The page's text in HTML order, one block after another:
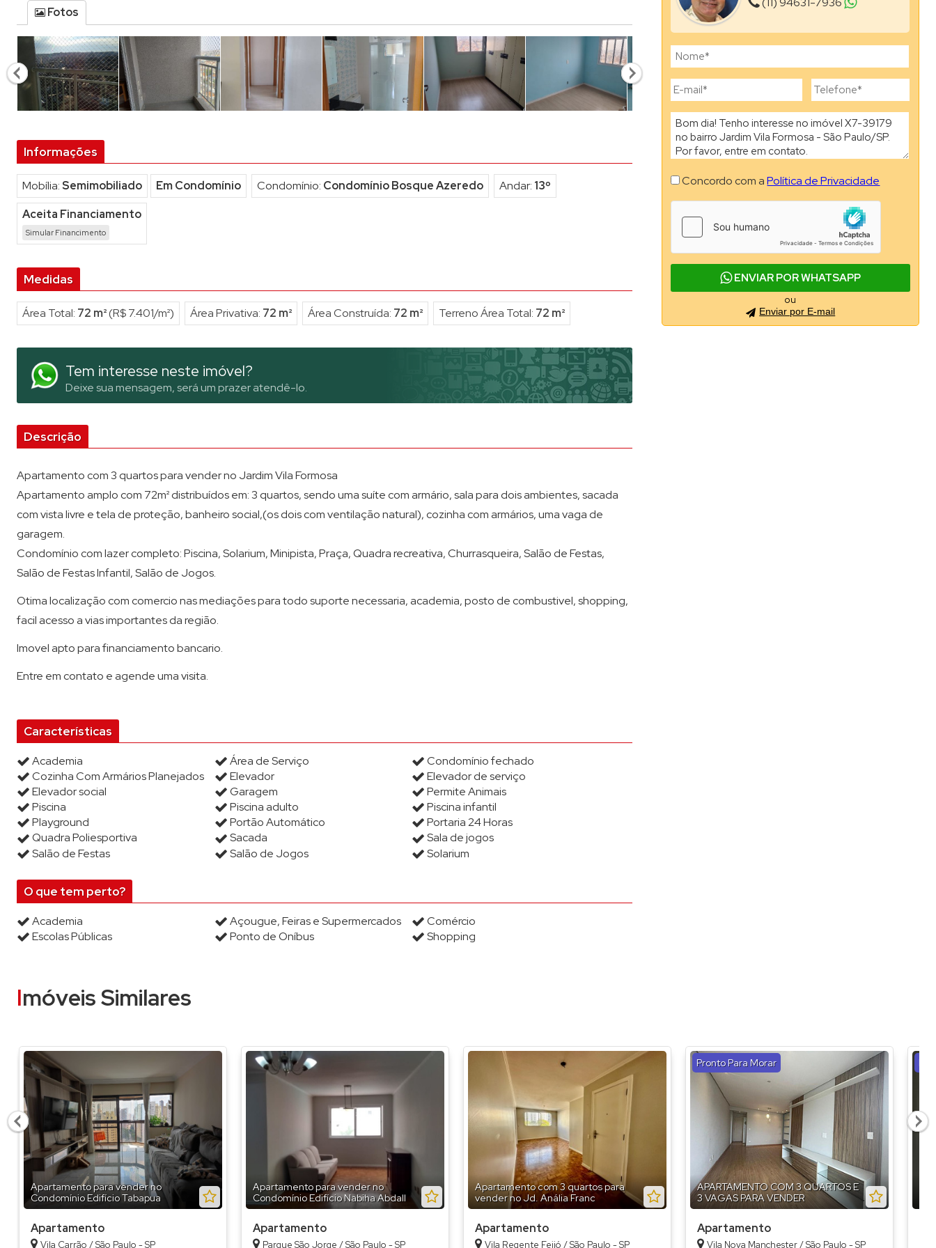
Terreno (3)
Terreno em Condomínio (1)
Condomínio e Edifício Barão de Ouro Branco (2)
Condominio Edifício Almagah Tatuapé (1)
Condomínio Edifício Avigliana (1)
Condominio Edificio Beaujolais (1)
Condomínio Edifício Brigadeiro (2)
Condomínio Edifício Donato Pássaro (1)
Condomínio Edifício Ferreira de Souza (1)
Condomínio Edificio Gibraltar (2)
Condomínio Edificio Imaginare Tatuape (1)
CondomÍnio Edificio Leonardo da Vinci (1)
Condomínio Edificio Metropolitano (2)
Condomínio Edifício Mobile Vida e Lazer (1)
Condomínio Edifício Mont Blanc (2)
Condomínio Edifício Queen Elizabeth (1)
Condomínio Edifício Salles Leite (1)
Condominio Exclusive Tatuapé (1)
Condomínio Fechado Brás Clube (1)
Condominio Jardim Grimaldi (1)
Condominio Maria Joaquina (1)
Condomínio Mont Serrat (1)
CondomÍnio Morada da Vila (2)
Condominio Nex One Angélica (1)
Condominio Novo Tatuapé (1)
Condominio Novo Tempo I (1)
Condomínio One Prime Studio (1)
Condomínio Platina Patriani (1)
Fotos
Informações
Mobília:Semimobiliado Em Condomínio Condomínio: Condomínio Bosque Azeredo Andar: 13º
Aceita Financiamento
Simular Financimento
Medidas
Área Total: 72 m²(R$ 7.401/m²) Área Privativa: 72 m² Área Construída: 72 m² Terreno Área Total: 72 m²
Tem interesse neste imóvel?
Deixe sua mensagem, será um prazer atendê-lo.
Descrição
Apartamento com 3 quartos para vender no Jardim Vila Formosa
Apartamento amplo com 72m² distribuídos em: 3 quartos, sendo uma suíte com armário, sala para dois ambientes, sacada
com vista livre e tela de proteção, banheiro social,(os dois com ventilação natural), cozinha com armários, uma vaga de
garagem.
Condomínio com lazer completo: Piscina, Solarium, Minipista, Praça, Quadra recreativa, Churrasqueira, Salão de Festas,
Salão de Festas Infantil, Salão de Jogos.
Otima localização com comercio nas mediações para todo suporte necessaria, academia, posto de combustivel, shopping,
facil acesso a vias importantes da região.
Imovel apto para financiamento bancario.
Entre em contato e agende uma visita.
Características
Academia Área de Serviço
Condomínio fechado
Cozinha Com Armários Planejados
Elevador
Elevador de serviço
Elevador social
Garagem
Permite Animais
Piscina
Piscina adulto
Piscina infantil
Playground
Portão Automático
Portaria 24 Horas
Quadra Poliesportiva
Sacada
Sala de jogos
Salão de Festas
Salão de Jogos Solarium
O que tem perto?
Academia Açougue, Feiras e Supermercados
Comércio
Escolas Públicas
Ponto de Oníbus Shopping
Concordo com aPolítica de Privacidade
ENVIAR POR WHATSAPP
ou
Enviar por E-mail
Imóveis Similares
Apartamento para vender no
Condomínio Edifício Tabapua
Apartamento
Vila Carrão / São Paulo - SP
Apartamento para vender no
Condomínio Edifício Nabiha Abdall
Apartamento
Parque São Jorge / São Paulo - SP
Apartamento com 3 quartos para
vender no Jd. Anália Franc
Apartamento
Vila Regente Feijó / São Paulo - SP
Pronto Para Morar
APARTAMENTO COM 3 QUARTOS E
3 VAGAS PARA VENDER
Apartamento
Vila Nova Manchester / São Paulo - SP